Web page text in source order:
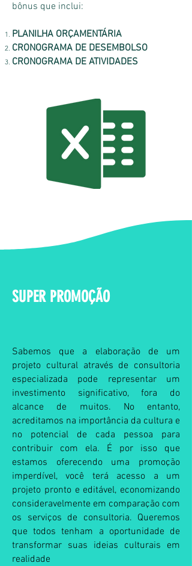
bônus que inclui:
PLANILHA ORÇAMENTÁRIA
CRONOGRAMA DE DESEMBOLSO
CRONOGRAMA DE ATIVIDADES
Sabemos que a elaboração de um
projeto cultural através de consultoria
especializada pode representar um
investimento significativo, fora do
alcance de muitos. No entanto,
acreditamos na importância da cultura e
no potencial de cada pessoa para
contribuir com ela. É por isso que
estamos oferecendo uma promoção
imperdível, você terá acesso a um
projeto pronto e editável, economizando
consideravelmente em comparação com
os serviços de consultoria. Queremos
que todos tenham a oportunidade de
transformar suas ideias culturais em
realidade
SUPER PROMOÇÃO